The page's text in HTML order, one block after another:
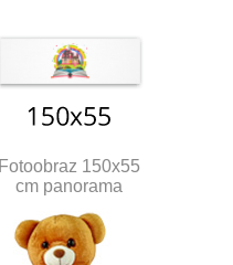
Fotoobraz 150x55
cm panorama